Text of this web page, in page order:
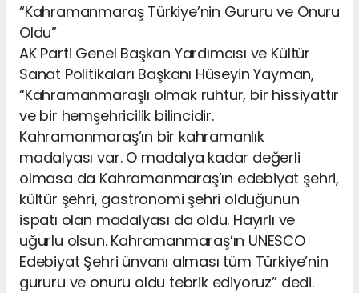
“Kahramanmaraş Türkiye’nin Gururu ve Onuru
Oldu”
AK Parti Genel Başkan Yardımcısı ve Kültür
Sanat Politikaları Başkanı Hüseyin Yayman,
“Kahramanmaraşlı olmak ruhtur, bir hissiyattır
ve bir hemşehricilik bilincidir.
Kahramanmaraş’ın bir kahramanlık
madalyası var. O madalya kadar değerli
olmasa da Kahramanmaraş’ın edebiyat şehri,
kültür şehri, gastronomi şehri olduğunun
ispatı olan madalyası da oldu. Hayırlı ve
uğurlu olsun. Kahramanmaraş’ın UNESCO
Edebiyat Şehri ünvanı alması tüm Türkiye’nin
gururu ve onuru oldu tebrik ediyoruz” dedi.